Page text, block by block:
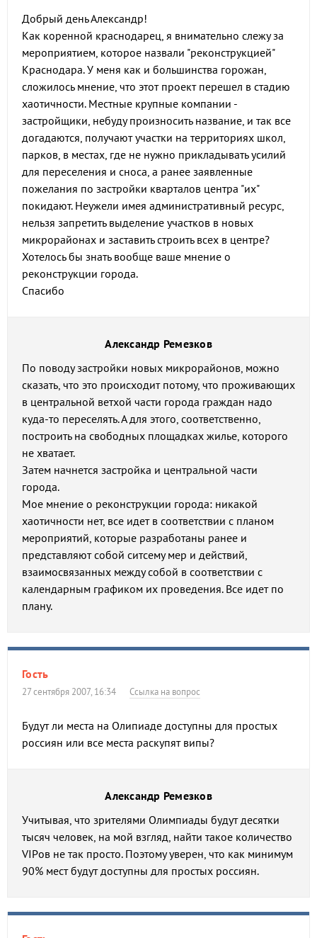
Добрый день Александр!
Как коренной краснодарец, я внимательно слежу за
мероприятием, которое назвали "реконструкцией"
Краснодара. У меня как и большинства горожан,
сложилось мнение, что этот проект перешел в стадию
хаотичности. Местные крупные компании -
застройщики, небуду произносить название, и так все
догадаются, получают участки на территориях школ,
парков, в местах, где не нужно прикладывать усилий
для переселения и сноса, а ранее заявленные
пожелания по застройки кварталов центра "их"
покидают. Неужели имея административный ресурс,
нельзя запретить выделение участков в новых
микрорайонах и заставить строить всех в центре?
Хотелось бы знать вообще ваше мнение о
реконструкции города.
Спасибо
Александр Ремезков
По поводу застройки новых микрорайонов, можно
сказать, что это происходит потому, что проживающих
в центральной ветхой части города граждан надо
куда-то переселять. А для этого, соответственно,
построить на свободных площадках жилье, которого
не хватает.
Затем начнется застройка и центральной части
города.
Мое мнение о реконструкции города: никакой
хаотичности нет, все идет в соответствии с планом
мероприятий, которые разработаны ранее и
представляют собой ситсему мер и действий,
взаимосвязанных между собой в соответствии с
календарным графиком их проведения. Все идет по
плану.
Гость
27 сентября 2007, 16:34 Ссылка на вопрос
Будут ли места на Олипиаде доступны для простых
россиян или все места раскупят випы?
Александр Ремезков
Учитывая, что зрителями Олимпиады будут десятки
тысяч человек, на мой взгляд, найти такое количество
VIPов не так просто. Поэтому уверен, что как минимум
90% мест будут доступны для простых россиян.